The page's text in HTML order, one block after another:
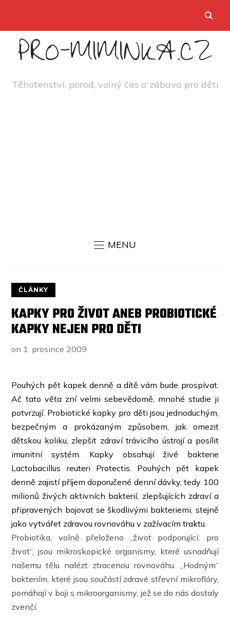
PRO-MIMINKA.CZ
Těhotenství, porod, volný čas a zábava pro děti
MENU
ČLÁNKY
KAPKY PRO ŽIVOT ANEB PROBIOTICKÉ
KAPKY NEJEN PRO DĚTI
on 1. prosince 2009
Pouhých pět kapek denně a dítě vám bude prospívat.
Ač tato věta zní velmi sebevědomě, mnohé studie ji
potvrzují. Probiotické kapky pro děti jsou jednoduchým,
bezpečným a prokázaným způsobem, jak omezit
dětskou koliku, zlepšit zdraví trávicího ústrojí a posílit
imunitní systém. Kapky obsahují živé bakterie
Lactobacillus reuteri Protectis. Pouhých pět kapek
denně zajistí příjem doporučené denní dávky, tedy 100
milionů živých aktivních bakterií, zlepšujících zdraví a
připravených bojovat se škodlivými bakteriemi, stejně
jako vytvářet zdravou rovnováhu v zažívacím traktu.
Probiotika, volně přeloženo „život podporující; pro
život“, jsou mikroskopické organismy, které usnadňují
našemu tělu nalézt ztracenou rovnováhu. „Hodným“
bakteriím, které jsou součástí zdravé střevní mikroflóry,
pomáhají v boji s mikroorganismy, jež se do nás dostaly
zvenčí.